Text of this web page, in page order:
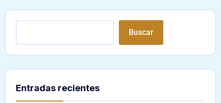
Buscar
Entradas recientes